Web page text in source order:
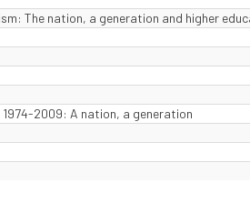
The nation, a generation and higher
2009: A nation, a generation